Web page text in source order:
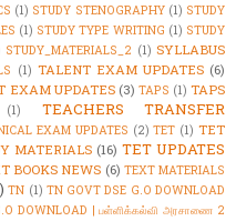
(1) STUDY STENOGRAPHY (1) STUDY
(1) STUDY TYPE WRITING (1) STUDY
STUDY_MATERIALS_2 (1) SYLLABUS
(1) TALENT EXAM UPDATES (6)
EXAM UPDATES (3) TAPS (1) TAPS
(1)
TEACHERS TRANSFER
EXAM UPDATES (2) TET (1) TET
MATERIALS (16) TET UPDATES
BOOKS NEWS (6) TEXT MATERIALS
TN (1) TN GOVT DSE G.O DOWNLOAD
DOWNLOAD | பள்ளிக்கல்வி அரசாணை 2